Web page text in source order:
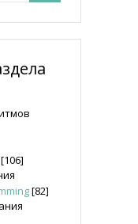
[106]
[82]